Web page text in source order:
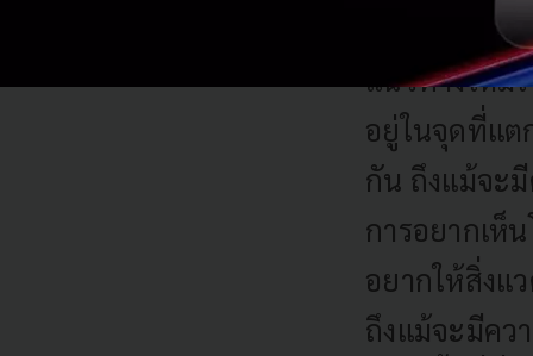
แบบเดิมใช้ไ
แนวทางใหม่
อยู่ในจุดที่แต
กัน ถึงแม้จะ
การอยากเห็
อยากให้สิ่งแ
ถึงแม้จะมีคว